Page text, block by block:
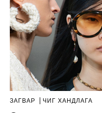
ЗАГВАР ЧИГ ХАНДЛАГА